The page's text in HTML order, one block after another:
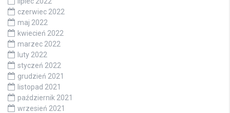
czerwiec 2022
maj 2022
kwiecień 2022
marzec 2022
luty 2022
styczeń 2022
grudzień 2021
listopad 2021
październik 2021
wrzesień 2021